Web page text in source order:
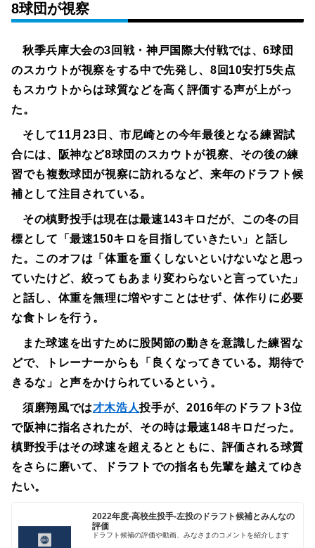
8球団が視察
秋季兵庫大会の3回戦・神戸国際大付戦では、6球団
のスカウトが視察をする中で先発し、8回10安打5失点
もスカウトからは球質などを高く評価する声が上がっ
た。
そして11月23日、市尼崎との今年最後となる練習試
合には、阪神など8球団のスカウトが視察、その後の練
習でも複数球団が視察に訪れるなど、来年のドラフト候
補として注目されている。
その槙野投手は現在は最速143キロだが、この冬の目
標として「最速150キロを目指していきたい」と話し
た。このオフは「体重を重くしないといけないなと思っ
ていたけど、絞ってもあまり変わらないと言っていた」
と話し、体重を無理に増やすことはせず、体作りに必要
な食トレを行う。
また球速を出すために股関節の動きを意識した練習な
どで、トレーナーからも「良くなってきている。期待で
きるな」と声をかけられているという。
須磨翔風では才木浩人投手が、2016年のドラフト3位
で阪神に指名されたが、その時は最速148キロだった。
槙野投手はその球速を超えるとともに、評価される球質
をさらに磨いて、ドラフトでの指名も先輩を越えてゆき
たい。
2022年度-高校生投手-左投のドラフト候補とみんなの
評価
ドラフト候補の評価や動画、みなさまのコメントを紹介します